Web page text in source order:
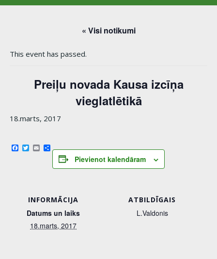
« Visi notikumi
This event has passed.
Preiļu novada Kausa izcīņa
vieglatlētikā
18.marts, 2017
Facebook
Twitter
EmailShare
Pievienot kalendāram
INFORMĀCIJA
Datums un laiks
18.marts, 2017
ATBILDĪGAIS
L.Valdonis